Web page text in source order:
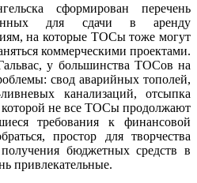
сформирован перечень
для сдачи в аренду
на которые ТОСы тоже могут
коммерческими проектами.
у большинства ТОСов на
свод аварийных тополей,
канализаций, отсыпка
которой не все ТОСы продолжают
требования к финансовой
простор для творчества
бюджетных средств в
привлекательные.